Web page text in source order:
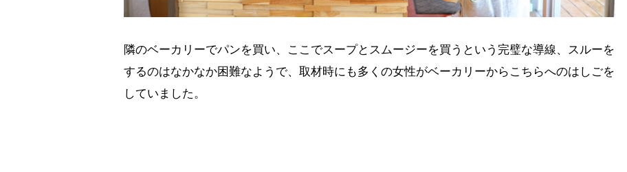
隣のベーカリーでパンを買い、ここでスープとスムージーを買うという完璧な導線、スルーを
するのはなかなか困難なようで、取材時にも多くの女性がベーカリーからこちらへのはしごを
していました。